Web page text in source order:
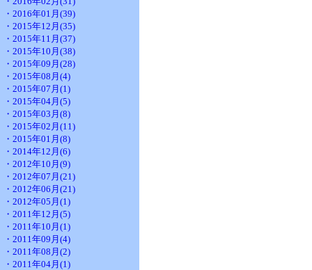
・2016年01月(39)
・2015年12月(35)
・2015年11月(37)
・2015年10月(38)
・2015年09月(28)
・2015年08月(4)
・2015年07月(1)
・2015年04月(5)
・2015年03月(8)
・2015年02月(11)
・2015年01月(8)
・2014年12月(6)
・2012年10月(9)
・2012年07月(21)
・2012年06月(21)
・2012年05月(1)
・2011年12月(5)
・2011年10月(1)
・2011年09月(4)
・2011年08月(2)
・2011年04月(1)